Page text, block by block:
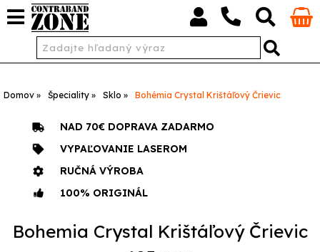
Domov Špeciality Sklo Bohémia Crystal Krištáľový Črievic
NAD 70€ DOPRAVA ZADARMO
VYPAĽOVANIE LASEROM
RUČNÁ VÝROBA
100% ORIGINÁL
Bohemia Crystal Krištáľový Črievic